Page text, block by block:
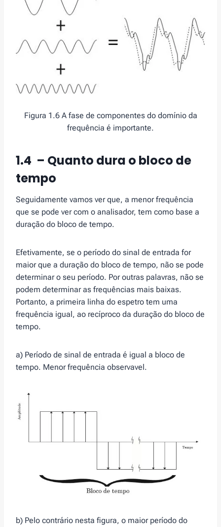
Figura 1.6 A fase de componentes do domínio da
frequência é importante.
1.4 – Quanto dura o bloco de
tempo
Seguidamente vamos ver que, a menor frequência
que se pode ver com o analisador, tem como base a
duração do bloco de tempo.
Efetivamente, se o período do sinal de entrada for
maior que a duração do bloco de tempo, não se pode
determinar o seu período. Por outras palavras, não se
podem determinar as frequências mais baixas.
Portanto, a primeira linha do espetro tem uma
frequência igual, ao recíproco da duração do bloco de
tempo.
a) Período de sinal de entrada é igual a bloco de
tempo. Menor frequência observavel.
b) Pelo contrário nesta figura, o maior período do